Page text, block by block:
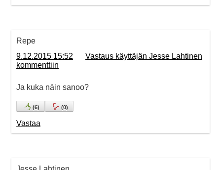
Repe
9.12.2015 15:52
Vastaus käyttäjän Jesse Lahtinen
kommenttiin
Ja kuka näin sanoo?
(6) (0)
Vastaa